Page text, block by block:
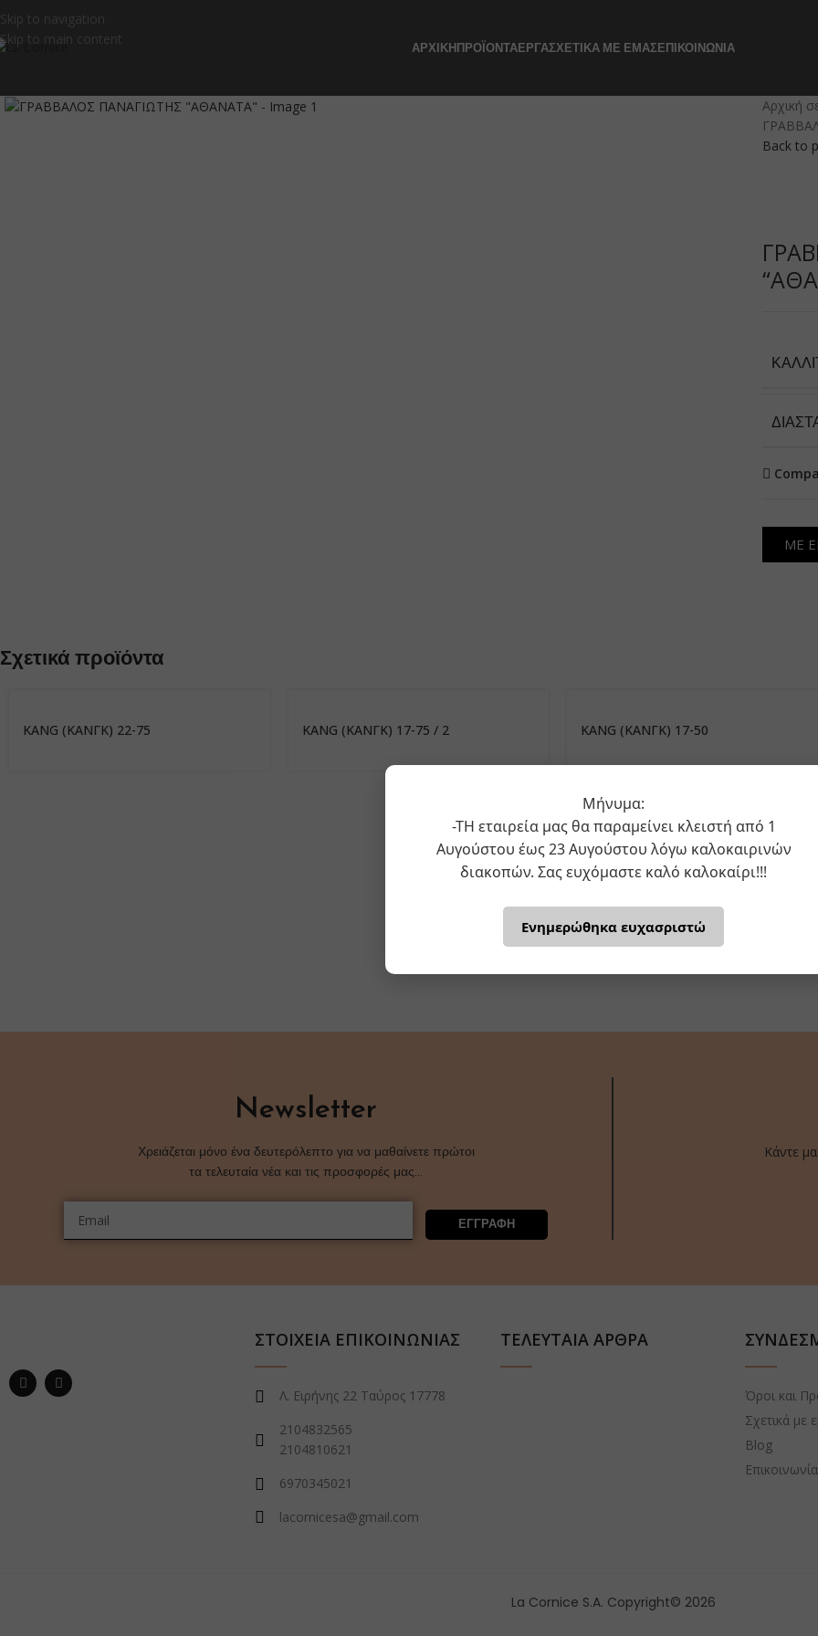
Skip to navigation
Skip to main content
ΑΡΧΙΚΉΠΡΟΪΌΝΤΑΈΡΓΑΣΧΕΤΙΚΆ ΜΕ ΕΜΆΣΕΠΙΚΟΙΝΩΝΊΑ
Αρχική
Back to
ΜΕ
Σχετικά προϊόντα
KANG (ΚΑΝΓΚ) 22-75 KANG (ΚΑΝΓΚ) 17-75 / 2 KANG (ΚΑΝΓΚ) 17-50
Newsletter
Χρειάζεται μόνο ένα δευτερόλεπτο για να μαθαίνετε πρώτοι
τα τελευταία νέα και τις προσφορές μας…
ΕΓΓΡΑΦΗ
Κάντε
ΣΤΟΙΧΕΙΑ ΕΠΙΚΟΙΝΩΝΙΑΣ
Λ. Ειρήνης 22 Ταύρος 17778
2104832565
2104810621
6970345021
lacornicesa@gmail.com
ΤΕΛΕΥΤΑΙΑ ΑΡΘΡΑ
Όροι και
Σχετικά με
Blog
Επικοινωνία
La Cornice S.A. Copyright© 2026
Μήνυμα:
-ΤΗ εταιρεία μας θα παραμείνει κλειστή από 1
Αυγούστου έως 23 Αυγούστου λόγω καλοκαιρινών
διακοπών. Σας ευχόμαστε καλό καλοκαίρι!!!
Ενημερώθηκα ευχασριστώ